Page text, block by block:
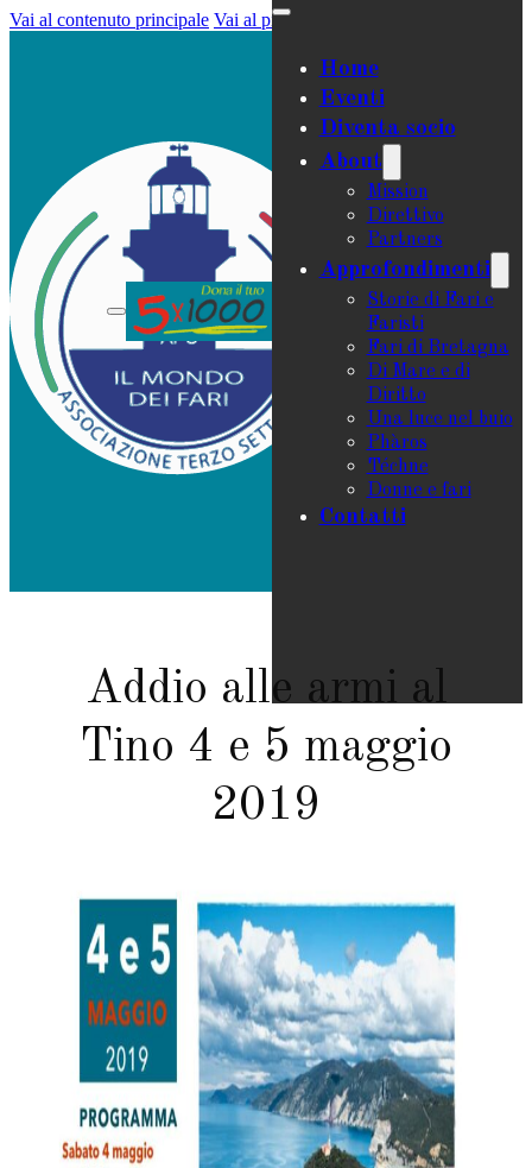
Vai al contenuto principale Vai al piè di pagina
Home
Eventi
Diventa socio
About
Mission
Direttivo
Partners
Approfondimenti
Storie di Fari e
Faristi
Fari di Bretagna
Di Mare e di
Diritto
Una luce nel buio
Phàros
Téchne
Donne e fari
Contatti
Addio alle armi al
Tino 4 e 5 maggio
2019